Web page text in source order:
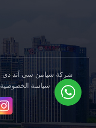
سياسة الخصوصية